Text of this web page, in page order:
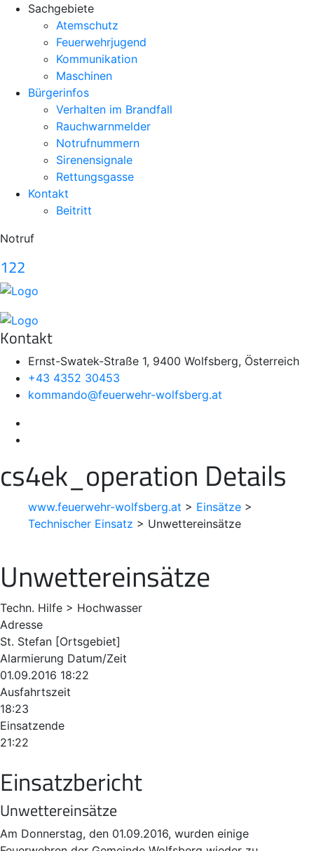
Sachgebiete
Atemschutz
Feuerwehrjugend
Kommunikation
Maschinen
Bürgerinfos
Verhalten im Brandfall
Rauchwarnmelder
Notrufnummern
Sirenensignale
Rettungsgasse
Kontakt
Beitritt
Notruf
122
Kontakt
Ernst-Swatek-Straße 1, 9400 Wolfsberg, Österreich
+43 4352 30453
kommando@feuerwehr-wolfsberg.at
cs4ek_operation Details
www.feuerwehr-wolfsberg.at > Einsätze >
Technischer Einsatz > Unwettereinsätze
Unwettereinsätze
Techn. Hilfe > Hochwasser
Adresse
St. Stefan [Ortsgebiet]
Alarmierung Datum/Zeit
01.09.2016 18:22
Ausfahrtszeit
18:23
Einsatzende
21:22
Einsatzbericht
Unwettereinsätze
Am Donnerstag, den 01.09.2016, wurden einige